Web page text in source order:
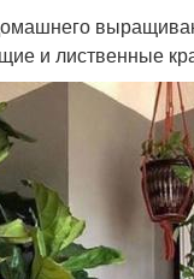
и лиственные